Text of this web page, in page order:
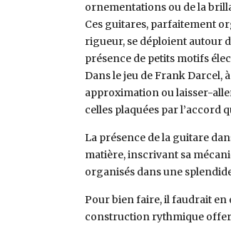
ornementations ou de la
Ces guitares, parfaitement
rigueur, se déploient autour
présence de petits motifs
Dans le jeu de Frank Darcel,
approximation ou laisser-
celles plaquées par l’accord
La présence de la guitare
matière, inscrivant sa
organisés dans une
Pour bien faire, il faudrait en
construction rythmique